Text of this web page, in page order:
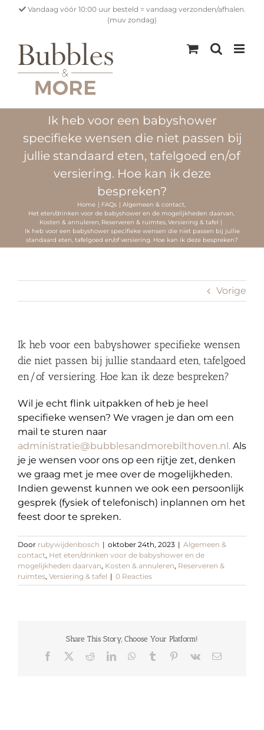
Vandaag vóór 10:00 uur besteld = vandaag verzonden/afhalen.
(muv zondag)
Ik heb voor een babyshower
specifieke wensen die niet passen bij
jullie standaard eten, tafelgoed en/of
versiering. Hoe kan ik deze
bespreken?
Home FAQs
Algemeen & contact
Het eten/drinken voor de babyshower en de mogelijkheden daarvan
Kosten & annuleren Reserveren & ruimtes Versiering & tafel
Ik heb voor een babyshower specifieke wensen die niet passen bij jullie
standaard eten, tafelgoed en/of versiering. Hoe kan ik deze bespreken?
Vorige
Ik heb voor een babyshower specifieke wensen
die niet passen bij jullie standaard eten, tafelgoed
en/of versiering. Hoe kan ik deze bespreken?
Wil je echt flink uitpakken of heb je heel
specifieke wensen? We vragen je dan om een
mail te sturen naar
administratie@bubblesandmorebilthoven.nl. Als
je je wensen voor ons op een rijtje zet, denken
we graag met je mee over de mogelijkheden.
Indien gewenst kunnen we ook een persoonlijk
gesprek (fysiek of telefonisch) inplannen om het
feest door te spreken.
Door rubywijdenbosch | oktober 24th, 2023 | Algemeen &
contact, Het eten/drinken voor de babyshower en de
mogelijkheden daarvan, Kosten & annuleren, Reserveren &
ruimtes, Versiering & tafel | 0 Reacties
Share This Story, Choose Your Platform!
Facebook RedditLinkedInWhatsApp
Tumblr Pinterest
Vk
E-